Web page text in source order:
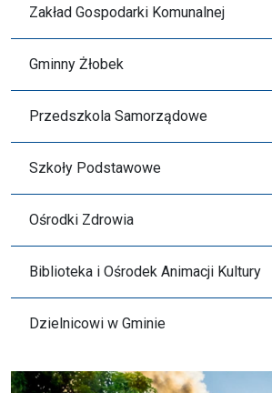
Zakład Gospodarki Komunalnej
Gminny Żłobek
Przedszkola Samorządowe
Szkoły Podstawowe
Ośrodki Zdrowia
Biblioteka i Ośrodek Animacji Kultury
Dzielnicowi w Gminie